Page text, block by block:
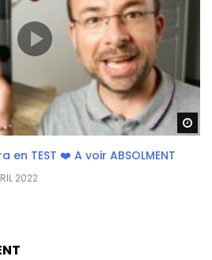
en TEST ❤️ A voir ABSOLMENT
2022